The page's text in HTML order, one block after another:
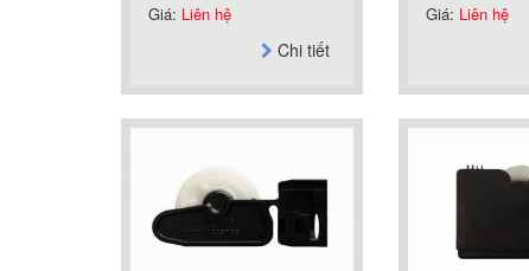
Giá: Liên hệ
Chi tiết
Giá: Liên hệ